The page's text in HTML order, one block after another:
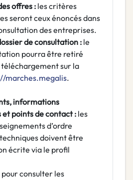
offres : les critères
seront ceux énoncés dans
des entreprises.
de consultation : le
pourra être retiré
sur la
marches.megalis.
informations
points de contact : les
d’ordre
doivent être
écrite via le profil
consulter les